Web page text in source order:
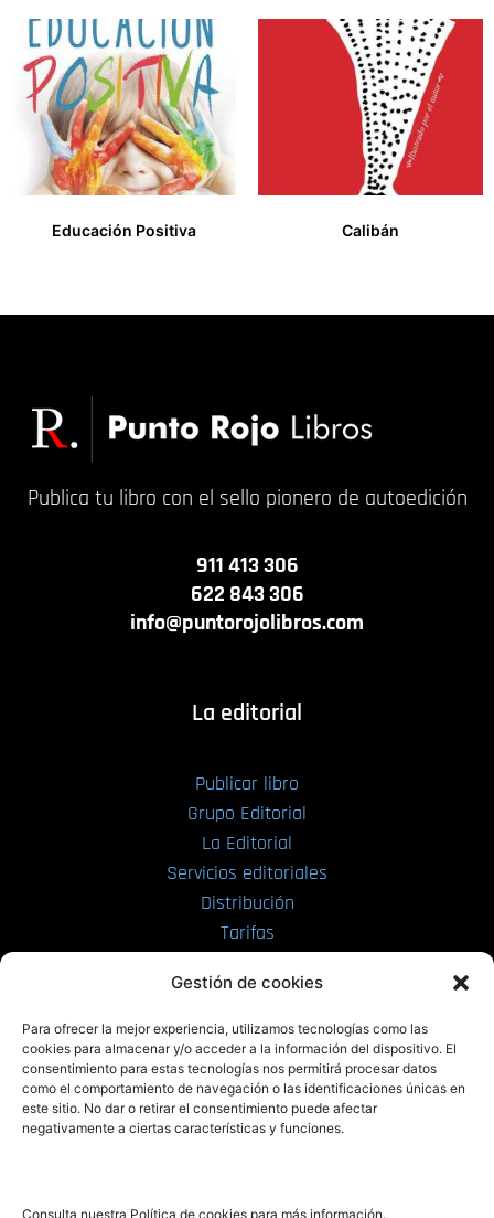
Gestión de cookies
Para ofrecer la mejor experiencia, utilizamos tecnologías como las
cookies para almacenar y/o acceder a la información del dispositivo. El
consentimiento para estas tecnologías nos permitirá procesar datos
como el comportamiento de navegación o las identificaciones únicas en
este sitio. No dar o retirar el consentimiento puede afectar
negativamente a ciertas características y funciones.
Consulta nuestra Política de cookies para más información.
Educación Positiva
Calibán
Publica tu libro con el sello pionero de autoedición
911 413 306
622 843 306
info@puntorojolibros.com
La editorial
Publicar libro
Grupo Editorial
La Editorial
Servicios editoriales
Distribución
Tarifas
PRL | Films
PRL | Play
PRL | LAB